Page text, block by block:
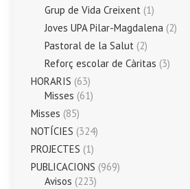
Grup de Vida Creixent (1)
Joves UPA Pilar-Magdalena (2)
Pastoral de la Salut (2)
Reforç escolar de Càritas (3)
HORARIS (63)
Misses (61)
Misses (85)
NOTÍCIES (324)
PROJECTES (1)
PUBLICACIONS (969)
Avisos (223)